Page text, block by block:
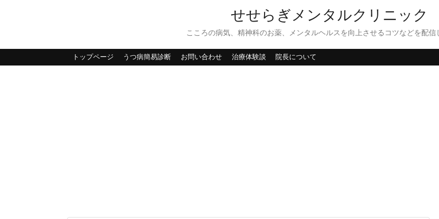
せせらぎメンタルクリニック
こころの病気、精神科のお薬、メンタルヘルスを向上させるコツなどを配信
トップページ うつ病簡易診断 お問い合わせ 治療体験談 院長について